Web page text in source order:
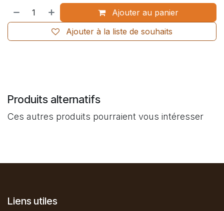
Ajouter au panier
Ajouter à la liste de souhaits
Produits alternatifs
Ces autres produits pourraient vous intéresser
Liens utiles